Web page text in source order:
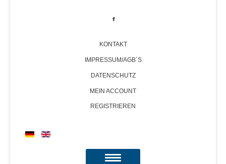
KONTAKT
IMPRESSUM/AGB´S
DATENSCHUTZ
MEIN ACCOUNT
REGISTRIEREN